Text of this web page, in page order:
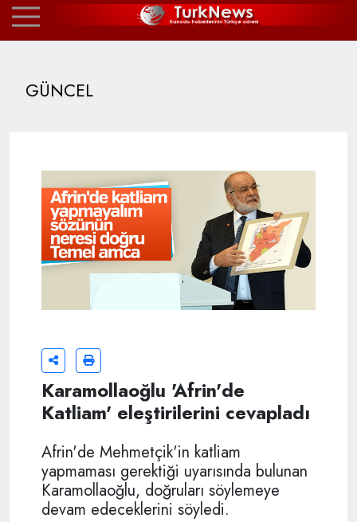
GÜNCEL
Karamollaoğlu 'Afrin'de
Katliam' eleştirilerini cevapladı
Afrin'de Mehmetçik'in katliam
yapmaması gerektiği uyarısında bulunan
Karamollaoğlu, doğruları söylemeye
devam edeceklerini söyledi.